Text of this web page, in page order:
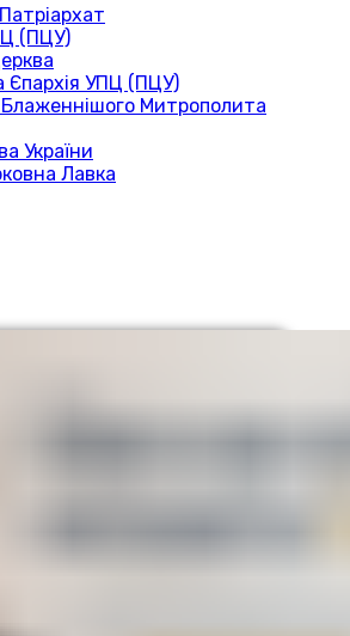
(ПЦУ)
Єпархія УПЦ (ПЦУ)
Митрополита
України
Лавка